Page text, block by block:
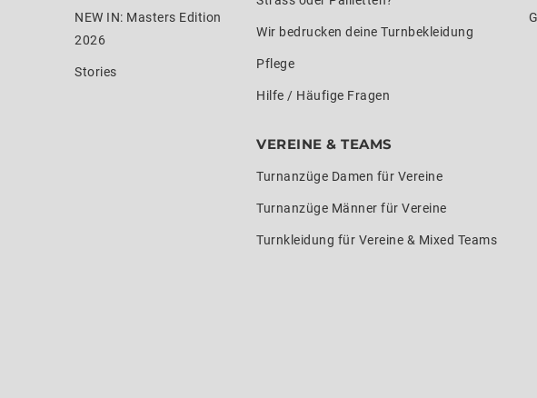
NEW IN: Masters Edition
2026
Stories
Wir bedrucken deine Turnbekleidung
Pflege
Hilfe / Häufige Fragen
VEREINE & TEAMS
Turnanzüge Damen für Vereine
Turnanzüge Männer für Vereine
Turnkleidung für Vereine & Mixed Teams